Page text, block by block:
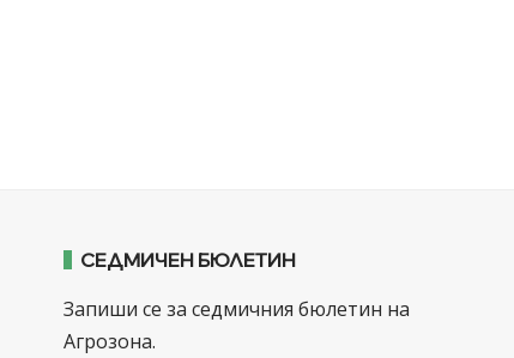
СЕДМИЧЕН БЮЛЕТИН
Запиши се за седмичния бюлетин на
Агрозона.